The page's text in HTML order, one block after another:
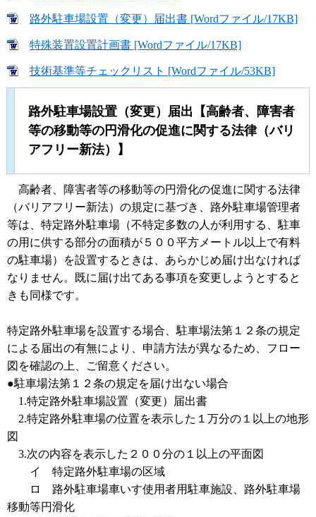
路外駐車場設置（変更）届出書 [Wordファイル/17KB]
特殊装置設置計画書 [Wordファイル/17KB]
技術基準等チェックリスト [Wordファイル/53KB]
路外駐車場設置（変更）届出【高齢者、障害者
等の移動等の円滑化の促進に関する法律（バリ
アフリー新法）】
高齢者、障害者等の移動等の円滑化の促進に関する法律
（バリアフリー新法）の規定に基づき、路外駐車場管理者
等は、特定路外駐車場（不特定多数の人が利用する、駐車
の用に供する部分の面積が５００平方メートル以上で有料
の駐車場）を設置するときは、あらかじめ届け出なければ
なりません。既に届け出てある事項を変更しようとすると
きも同様です。
特定路外駐車場を設置する場合、駐車場法第１２条の規定
による届出の有無により、申請方法が異なるため、フロー
図を確認の上、ご留意ください。
●駐車場法第１２条の規定を届け出ない場合
1.特定路外駐車場設置（変更）届出書
2.特定路外駐車場の位置を表示した１万分の１以上の地形
図
3.次の内容を表示した２００分の１以上の平面図
イ 特定路外駐車場の区域
ロ 路外駐車場車いす使用者用駐車施設、路外駐車場
移動等円滑化